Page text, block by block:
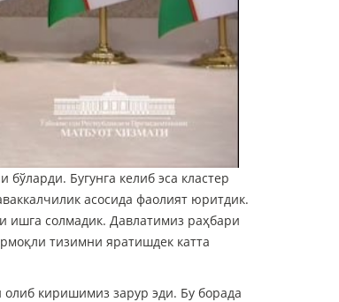
Бугунга келиб эса кластер
асосида фаолият юритдик.
ишга солмадик. Давлатимиз раҳбари
тизимни яратишдек катта
киришимиз зарур эди. Бу борада